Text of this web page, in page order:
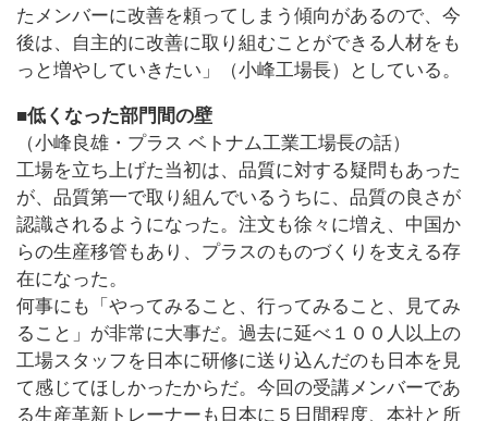
たメンバーに改善を頼ってしまう傾向があるので、今
後は、自主的に改善に取り組むことができる人材をも
っと増やしていきたい」（小峰工場長）としている。
■低くなった部門間の壁
（小峰良雄・プラス ベトナム工業工場長の話）
工場を立ち上げた当初は、品質に対する疑問もあった
が、品質第一で取り組んでいるうちに、品質の良さが
認識されるようになった。注文も徐々に増え、中国か
らの生産移管もあり、プラスのものづくりを支える存
在になった。
何事にも「やってみること、行ってみること、見てみ
ること」が非常に大事だ。過去に延べ１００人以上の
工場スタッフを日本に研修に送り込んだのも日本を見
て感じてほしかったからだ。今回の受講メンバーであ
る生産革新トレーナーも日本に５日間程度、本社と所